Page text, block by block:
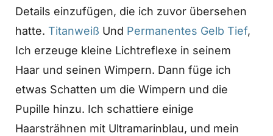
Details einzufügen, die ich zuvor übersehen
hatte. Titanweiß Und Permanentes Gelb Tief,
Ich erzeuge kleine Lichtreflexe in seinem
Haar und seinen Wimpern. Dann füge ich
etwas Schatten um die Wimpern und die
Pupille hinzu. Ich schattiere einige
Haarsträhnen mit Ultramarinblau, und mein